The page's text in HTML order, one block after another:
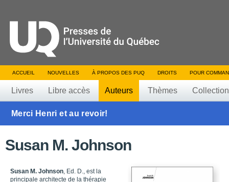
ACCUEIL NOUVELLES À PROPOS DES PUQ DROITS POUR
Livres Libre accès Auteurs Thèmes
Merci Henri et au revoir!
Susan M. Johnson
Susan M. Johnson, Ed. D., est la
principale architecte de la thérapie